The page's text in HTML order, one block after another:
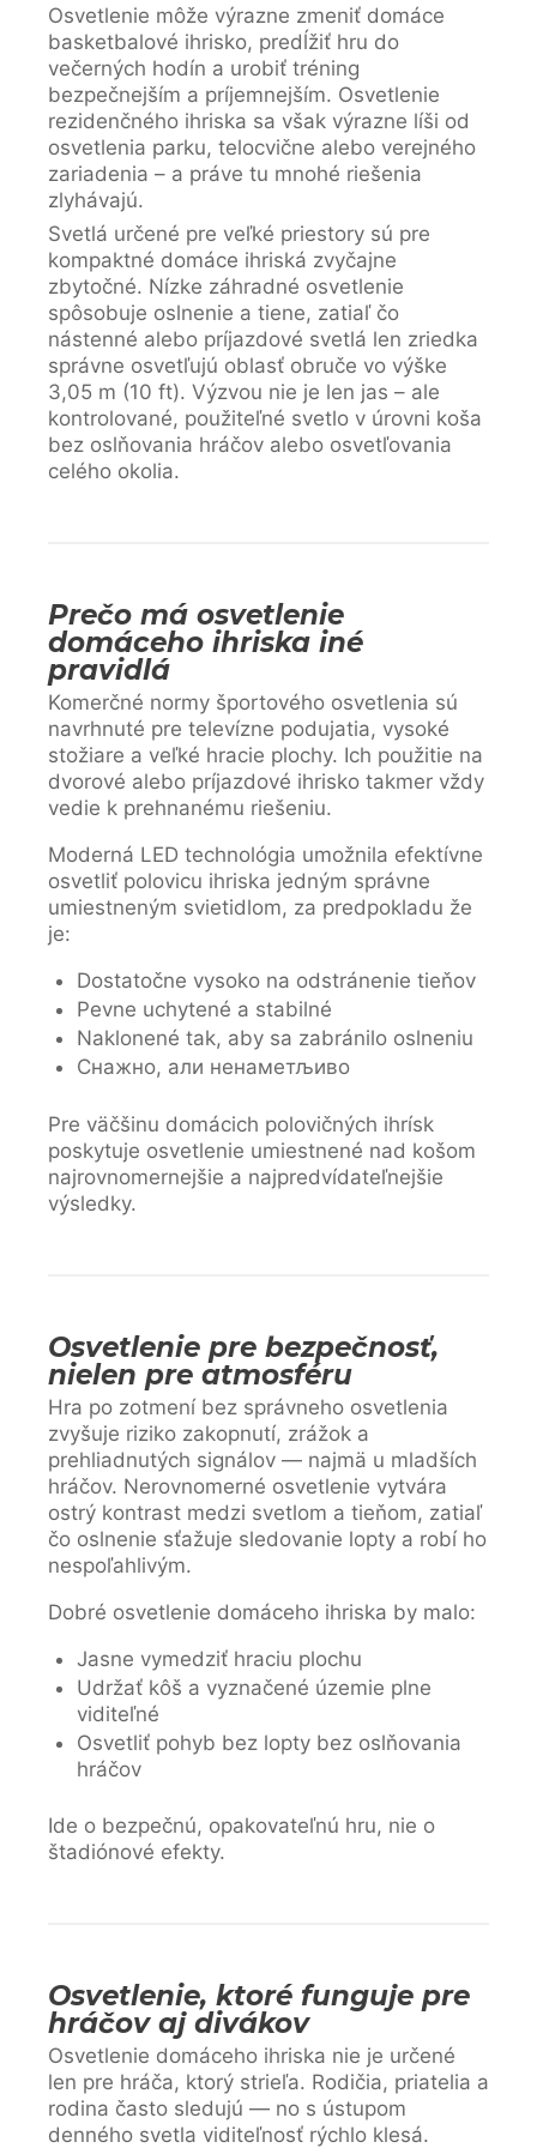
Osvetlenie môže výrazne zmeniť domáce
basketbalové ihrisko, predĺžiť hru do
večerných hodín a urobiť tréning
bezpečnejším a príjemnejším. Osvetlenie
rezidenčného ihriska sa však výrazne líši od
osvetlenia parku, telocvične alebo verejného
zariadenia – a práve tu mnohé riešenia
zlyhávajú.
Svetlá určené pre veľké priestory sú pre
kompaktné domáce ihriská zvyčajne
zbytočné. Nízke záhradné osvetlenie
spôsobuje oslnenie a tiene, zatiaľ čo
nástenné alebo príjazdové svetlá len zriedka
správne osvetľujú oblasť obruče vo výške
3,05 m (10 ft). Výzvou nie je len jas – ale
kontrolované, použiteľné svetlo v úrovni koša
bez oslňovania hráčov alebo osvetľovania
celého okolia.
Prečo má osvetlenie
domáceho ihriska iné
pravidlá
Komerčné normy športového osvetlenia sú
navrhnuté pre televízne podujatia, vysoké
stožiare a veľké hracie plochy. Ich použitie na
dvorové alebo príjazdové ihrisko takmer vždy
vedie k prehnanému riešeniu.
Moderná LED technológia umožnila efektívne
osvetliť polovicu ihriska jedným správne
umiestneným svietidlom, za predpokladu že
je:
Dostatočne vysoko na odstránenie tieňov
Pevne uchytené a stabilné
Naklonené tak, aby sa zabránilo oslneniu
Снажно, али ненаметљиво
Pre väčšinu domácich polovičných ihrísk
poskytuje osvetlenie umiestnené nad košom
najrovnomernejšie a najpredvídateľnejšie
výsledky.
Osvetlenie pre bezpečnosť,
nielen pre atmosféru
Hra po zotmení bez správneho osvetlenia
zvyšuje riziko zakopnutí, zrážok a
prehliadnutých signálov — najmä u mladších
hráčov. Nerovnomerné osvetlenie vytvára
ostrý kontrast medzi svetlom a tieňom, zatiaľ
čo oslnenie sťažuje sledovanie lopty a robí ho
nespoľahlivým.
Dobré osvetlenie domáceho ihriska by malo:
Jasne vymedziť hraciu plochu
Udržať kôš a vyznačené územie plne
viditeľné
Osvetliť pohyb bez lopty bez oslňovania
hráčov
Ide o bezpečnú, opakovateľnú hru, nie o
štadiónové efekty.
Osvetlenie, ktoré funguje pre
hráčov aj divákov
Osvetlenie domáceho ihriska nie je určené
len pre hráča, ktorý strieľa. Rodičia, priatelia a
rodina často sledujú — no s ústupom
denného svetla viditeľnosť rýchlo klesá.